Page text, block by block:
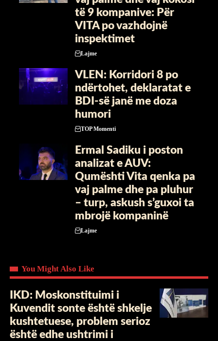
të 9 kompanive: Për
VITA po vazhdojnë
inspektimet
Lajme
VLEN: Korridori 8 po
ndërtohet, deklaratat e
BDI-së janë me doza ​
humori
TOP Momenti
Ermal Sadiku i poston
analizat e AUV:
Qumështi Vita qenka pa
vaj palme dhe pa pluhur
– turp, askush s’guxoi ta
mbrojë kompaninë
Lajme
You Might Also Like
IKD: Moskonstituimi i
Kuvendit sonte është shkelje
kushtetuese, problem serioz
është edhe ushtrimi i